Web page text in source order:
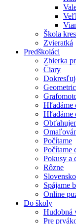
Škola
Zvieratká
Predškoláci
Zbierka
Čiary
Hľadáme
Hľadáme
Počítame
Počítame
Pokusy a
Rôzne
Slovensko
Spájame
Online
Do školy
Hudobná
Pre